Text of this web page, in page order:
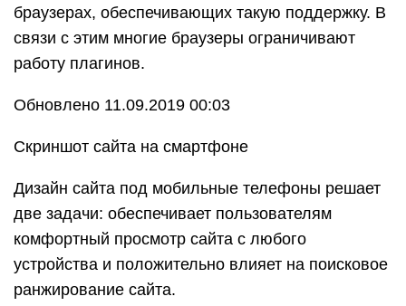
браузерах, обеспечивающих такую поддержку. В
связи с этим многие браузеры ограничивают
работу плагинов.
Обновлено 11.09.2019 00:03
Скриншот сайта на смартфоне
Дизайн сайта под мобильные телефоны решает
две задачи: обеспечивает пользователям
комфортный просмотр сайта с любого
устройства и положительно влияет на поисковое
ранжирование сайта.